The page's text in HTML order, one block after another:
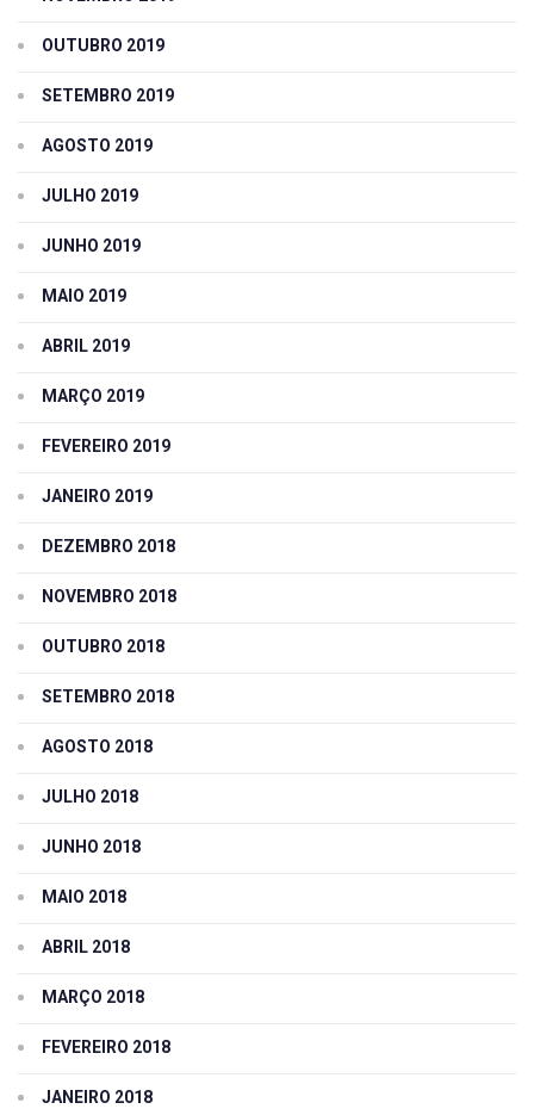
OUTUBRO 2019
SETEMBRO 2019
AGOSTO 2019
JULHO 2019
JUNHO 2019
MAIO 2019
ABRIL 2019
MARÇO 2019
FEVEREIRO 2019
JANEIRO 2019
DEZEMBRO 2018
NOVEMBRO 2018
OUTUBRO 2018
SETEMBRO 2018
AGOSTO 2018
JULHO 2018
JUNHO 2018
MAIO 2018
ABRIL 2018
MARÇO 2018
FEVEREIRO 2018
JANEIRO 2018